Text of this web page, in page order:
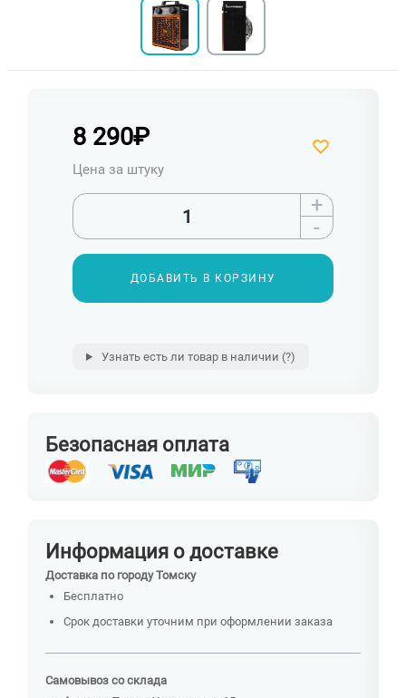
8 290₽
Цена за штуку
+
-
ДОБАВИТЬ В КОРЗИНУ
Узнать есть ли товар в наличии (?)
Безопасная оплата
Информация о доставке
Доставка по городу Томску
Бесплатно
Срок доставки уточним при оформлении заказа
Самовывоз со склада